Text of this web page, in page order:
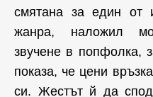
смятана за един от
жанра, наложил
звучене в попфолка,
показа, че цени
си. Жестът й да